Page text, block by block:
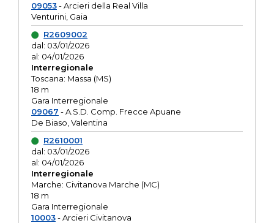
09053- Arcieri della Real Villa
Venturini, Gaia
R2609002
dal: 03/01/2026
al: 04/01/2026
Interregionale
Toscana: Massa (MS)
18 m
Gara Interregionale
09067 - A.S.D. Comp. Frecce Apuane
De Biaso, Valentina
R2610001
dal: 03/01/2026
al: 04/01/2026
Interregionale
Marche: Civitanova Marche (MC)
18 m
Gara Interregionale
10003- Arcieri Civitanova